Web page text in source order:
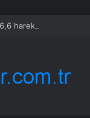
hareket edebilir